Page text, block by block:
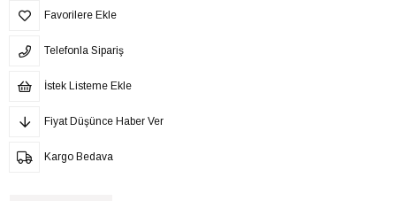
Favorilere Ekle
Telefonla Sipariş
İstek Listeme Ekle
Fiyat Düşünce Haber Ver
Kargo Bedava